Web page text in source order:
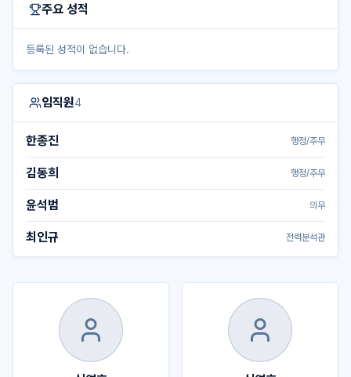
주요 성적
등록된 성적이 없습니다.
임직원4
한종진 행정/주무
김동희 행정/주무
윤석범 의무
최인규 전력분석관